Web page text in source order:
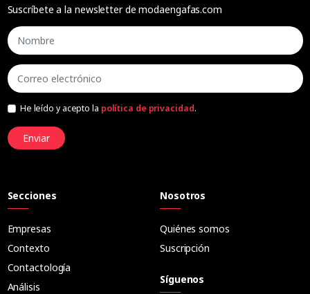
Suscríbete a la newsletter de modaengafas.com
He leído y acepto la política de privacidad.
Enviar
Secciones
Empresas
Contexto
Contactología
Análisis
Nosotros
Quiénes somos
Suscripción
Síguenos